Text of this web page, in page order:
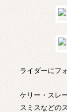
ライダーにフ
ケリー・スレ
スミスなどの